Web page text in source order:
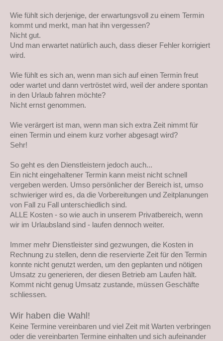
Wie fühlt sich derjenige, der erwartungsvoll zu einem Termin
kommt und merkt, man hat ihn vergessen?
Nicht gut.
Und man erwartet natürlich auch, dass dieser Fehler korrigiert
wird.
Wie fühlt es sich an, wenn man sich auf einen Termin freut
oder wartet und dann vertröstet wird, weil der andere spontan
in den Urlaub fahren möchte?
Nicht ernst genommen.
Wie verärgert ist man, wenn man sich extra Zeit nimmt für
einen Termin und einem kurz vorher abgesagt wird?
Sehr!
So geht es den Dienstleistern jedoch auch...
Ein nicht eingehaltener Termin kann meist nicht schnell
vergeben werden. Umso persönlicher der Bereich ist, umso
schwieriger wird es, da die Vorbereitungen und Zeitplanungen
von Fall zu Fall unterschiedlich sind.
ALLE Kosten - so wie auch in unserem Privatbereich, wenn
wir im Urlaubsland sind - laufen dennoch weiter.
Immer mehr Dienstleister sind gezwungen, die Kosten in
Rechnung zu stellen, denn die reservierte Zeit für den Termin
konnte nicht genutzt werden, um den geplanten und nötigen
Umsatz zu generieren, der diesen Betrieb am Laufen hält.
Kommt nicht genug Umsatz zustande, müssen Geschäfte
schliessen.
Wir haben die Wahl!
Keine Termine vereinbaren und viel Zeit mit Warten verbringen
oder die vereinbarten Termine einhalten und sich aufeinander